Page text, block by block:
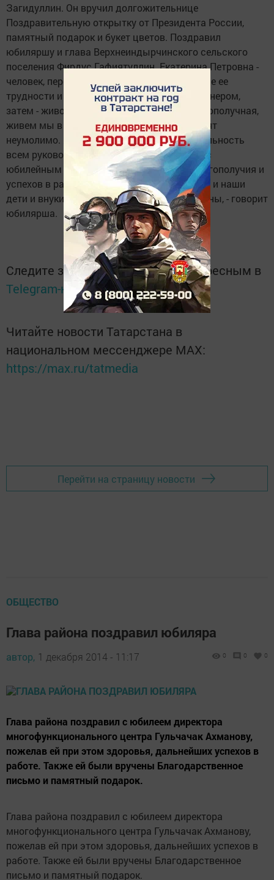
Загидуллин. Он вручил долгожительнице
Поздравительную открытку от Президента России,
памятный подарок и букет цветов. Поздравил
юбиляршу и глава Верхнеиндырчинского сельского
поселения Фирдус Гафиятуллин. Екатерина Петровна -
человек, переживший войну, испытавший все ее
трудности и лишения. Работала она комбайнером,
затем - животноводом. - Сейчас жизнь благополучная,
живем мы в достатке. Вот только годы летят
неумолимо. Я выражаю большую признательность
всем руководителям, поздравившим меня с
юбилейным днем рождения. Желаю им благополучия и
успехов в работе. Пусть на земле будет мир и наши
дети и внуки никогда не узнают ужасов войны, - говорит
юбилярша.
Следите за самым важным и интересным в
Telegram-канале Татмедиа
Читайте новости Татарстана в
национальном мессенджере MАХ:
https://max.ru/tatmedia
Перейти на страницу новости
ОБЩЕСТВО
Глава района поздравил юбиляра
автор, 1 декабря 2014 - 11:17 0 0 0
Глава района поздравил с юбилеем директора
многофункционального центра Гульчачак Ахманову,
пожелав ей при этом здоровья, дальнейших успехов в
работе. Также ей были вручены Благодарственное
письмо и памятный подарок.
Глава района поздравил с юбилеем директора
многофункционального центра Гульчачак Ахманову,
пожелав ей при этом здоровья, дальнейших успехов в
работе. Также ей были вручены Благодарственное
письмо и памятный подарок.